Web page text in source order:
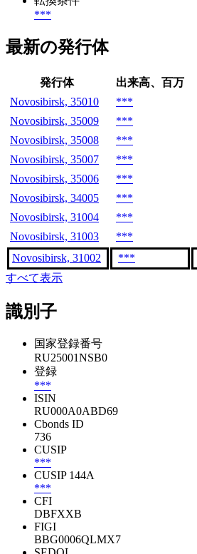
***
最新の発行体
発行体 出来高、百万
Novosibirsk, 35010
***
Novosibirsk, 35009
***
Novosibirsk, 35008
***
Novosibirsk, 35007
***
Novosibirsk, 35006
***
Novosibirsk, 34005
***
Novosibirsk, 31004
***
Novosibirsk, 31003
***
Novosibirsk, 31002
***
すべて表示
識別子
国家登録番号
RU25001NSB0
登録
***
ISIN
RU000A0ABD69
Cbonds ID
736
CUSIP
***
CUSIP 144A
***
CFI
DBFXXB
FIGI
BBG0006QLMX7